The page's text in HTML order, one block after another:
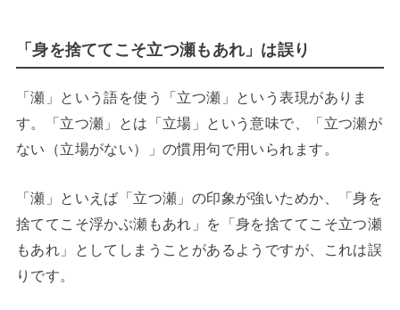
「身を捨ててこそ立つ瀬もあれ」は誤り
「瀬」という語を使う「立つ瀬」という表現がありま
す。「立つ瀬」とは「立場」という意味で、「立つ瀬が
ない（立場がない）」の慣用句で用いられます。
「瀬」といえば「立つ瀬」の印象が強いためか、「身を
捨ててこそ浮かぶ瀬もあれ」を「身を捨ててこそ立つ瀬
もあれ」としてしまうことがあるようですが、これは誤
りです。